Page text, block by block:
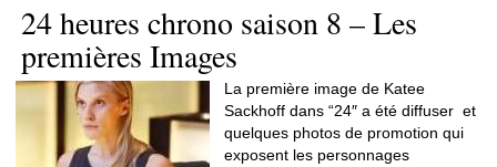
24 heures chrono saison 8 – Les
premières Images
La première image de Katee
Sackhoff dans “24″ a été diffuser et
quelques photos de promotion qui
exposent les personnages